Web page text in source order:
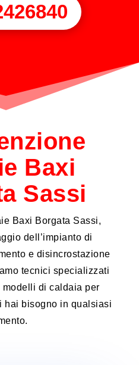
Baxi
Sassi
Baxi Borgata Sassi,
dell’impianto di
e disincrostazione
tecnici specializzati
modelli di caldaia per
hai bisogno in qualsiasi